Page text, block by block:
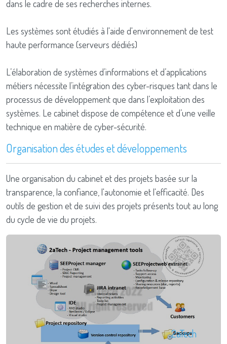
dans le cadre de ses recherches internes.
Les systèmes sont étudiés à l'aide d'environnement de test
haute performance (serveurs dédiés)
L’élaboration de systèmes d’informations et d’applications
métiers nécessite l’intégration des cyber-risques tant dans le
processus de développement que dans l’exploitation des
systèmes. Le cabinet dispose de compétence et d’une veille
technique en matière de cyber-sécurité.
Organisation des études et développements
Une organisation du cabinet et des projets basée sur la
transparence, la confiance, l'autonomie et l'efficacité. Des
outils de gestion et de suivi des projets présents tout au long
du cycle de vie du projets.
2aTech